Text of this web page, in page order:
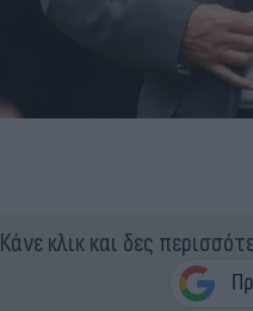
Κάνε κλικ και δες